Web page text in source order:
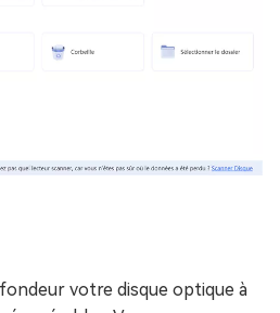
votre disque optique à